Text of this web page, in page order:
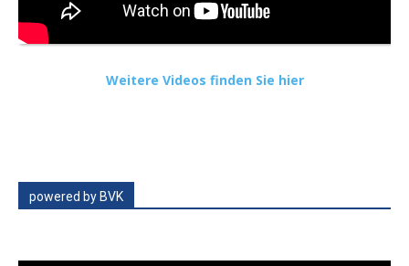
Weitere Videos finden Sie hier
powered by BVK